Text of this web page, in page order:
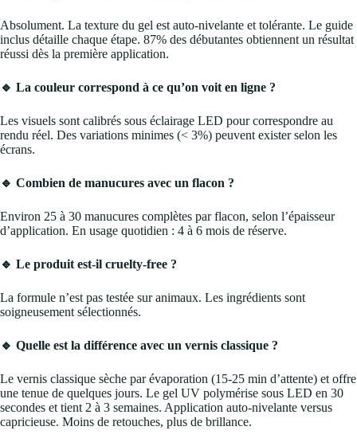
Absolument. La texture du gel est auto-nivelante et tolérante. Le guide
inclus détaille chaque étape. 87% des débutantes obtiennent un résultat
réussi dès la première application.
🔹 La couleur correspond à ce qu’on voit en ligne ?
Les visuels sont calibrés sous éclairage LED pour correspondre au
rendu réel. Des variations minimes (< 3%) peuvent exister selon les
écrans.
🔹 Combien de manucures avec un flacon ?
Environ 25 à 30 manucures complètes par flacon, selon l’épaisseur
d’application. En usage quotidien : 4 à 6 mois de réserve.
🔹 Le produit est-il cruelty-free ?
La formule n’est pas testée sur animaux. Les ingrédients sont
soigneusement sélectionnés.
🔹 Quelle est la différence avec un vernis classique ?
Le vernis classique sèche par évaporation (15-25 min d’attente) et offre
une tenue de quelques jours. Le gel UV polymérise sous LED en 30
secondes et tient 2 à 3 semaines. Application auto-nivelante versus
capricieuse. Moins de retouches, plus de brillance.